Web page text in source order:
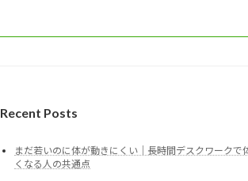
Recent Posts
まだ若いのに体が動きにくい｜長時間デスクワークで
くなる人の共通点